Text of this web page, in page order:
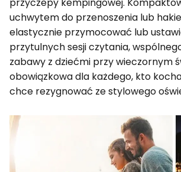
uchwytem do przenoszenia lub
elastycznie przymocować lub
przytulnych sesji czytania,
zabawy z dziećmi przy wieczornym
obowiązkowa dla każdego, kto
chce rezygnować ze stylowego